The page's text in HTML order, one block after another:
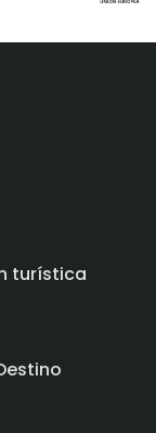
turística